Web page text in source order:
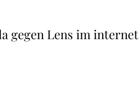
gegen Lens im internet